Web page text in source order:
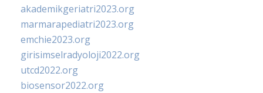
akademikgeriatri2023.org
marmarapediatri2023.org
emchie2023.org
girisimselradyoloji2022.org
utcd2022.org
biosensor2022.org